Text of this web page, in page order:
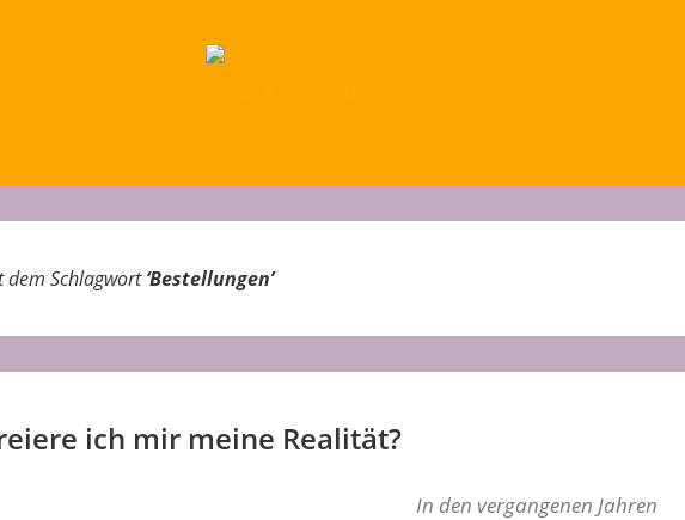
dem Schlagwort‘Bestellungen’
ich mir meine Realität?
In den vergangenen Jahren